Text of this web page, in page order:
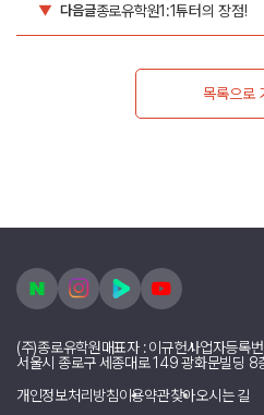
▼ 다음글종로유학원1:1튜터의 장점!
목록으로
(주)종로유학원대표자 : 이규헌사업자등록
서울시 종로구 세종대로 149 광화문빌딩
개인정보처리방침이용약관찾아오시는 길